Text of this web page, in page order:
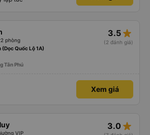
Tới trạm tài xế còn tinh ý chuẩn bị thêm khăn lạnh
phòng
3.5 star_rate
(2 đánh giá)
Quốc Lộ 1A)
Tân Phú
Xem giá
VIP
3.0 star_rate